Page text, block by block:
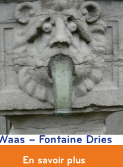
– Fontaine Dries
En savoir plus